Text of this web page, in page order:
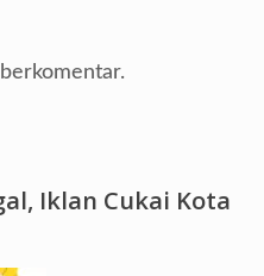
Iklan Cukai Kota